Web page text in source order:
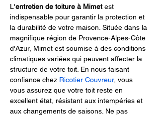
L'entretien de toiture à Mimet est
indispensable pour garantir la protection et
la durabilité de votre maison. Située dans la
magnifique région de Provence-Alpes-Côte
d'Azur, Mimet est soumise à des conditions
climatiques variées qui peuvent affecter la
structure de votre toit. En nous faisant
confiance chez Ricotier Couvreur, vous
vous assurez que votre toit reste en
excellent état, résistant aux intempéries et
aux changements de saisons. Ne pas